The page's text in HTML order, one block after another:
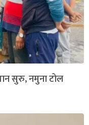
सुरु, नमुना टोल